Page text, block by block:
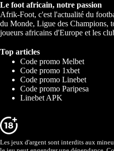
Le foot africain, notre passion
Afrik-Foot, c'est l'actualité du
du Monde, Ligue des Champions,
joueurs africains d'Europe et les
Top articles
Code promo Melbet
Code promo 1xbet
Code promo Linebet
Code promo Paripesa
Linebet APK
Les jeux d'argent sont interdits aux